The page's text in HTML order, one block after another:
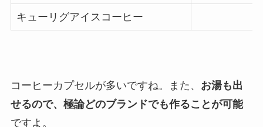
キューリグアイスコーヒー
コーヒーカプセルが多いですね。また、 お湯も出
せるので、極論どのブランドでも作ることが可能
ですよ。